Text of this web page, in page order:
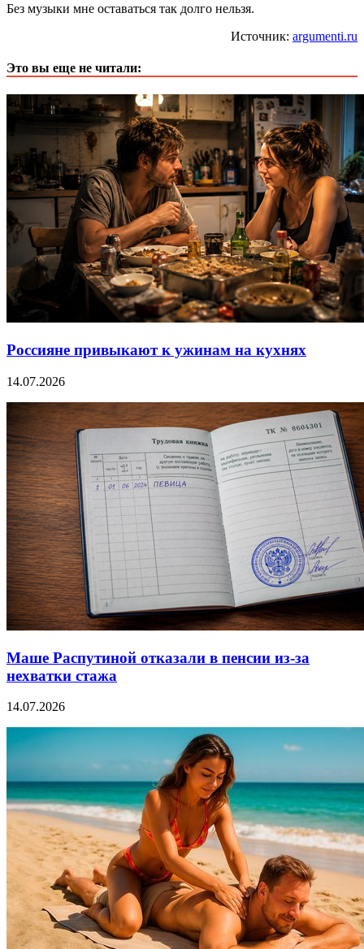
Без музыки мне оставаться так долго нельзя.
Источник: argumenti.ru
Это вы еще не читали:
Россияне привыкают к ужинам на кухнях
14.07.2026
Маше Распутиной отказали в пенсии из-за
нехватки стажа
14.07.2026